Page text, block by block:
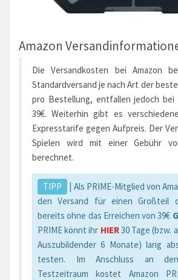
Amazon
Die Versandkosten bei Amazon
Standardversand je nach Art der
pro Bestellung, entfallen jedoch bei
39€. Weiterhin gibt es
Expresstarife gegen Aufpreis. Der
Spielen wird mit einer Gebühr
berechnet.
TIPP
| Als PRIME-Mitglied von
den Versand für einen Großteil
bereits ohne das Erreichen von 39€
PRIME könnt ihr HIER30 Tage (bzw.
Auszubildender 6 Monate) lang
testen. Im Anschluss an
Testzeitraum kostet Amazon